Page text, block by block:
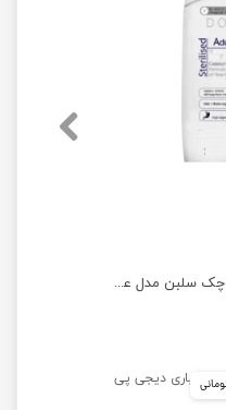
غذای خشک سگ بالغ نژاد کوچک سلبن مدل عقیم شده وزن 2 کیلوگرم